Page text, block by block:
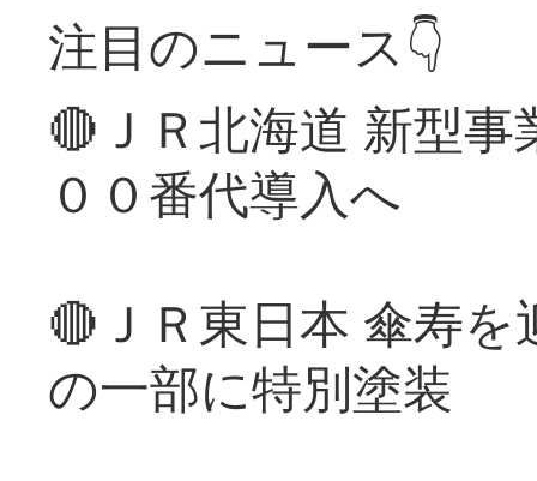
注目のニュース👇
🔴ＪＲ北海道 新型
００番代導入へ
🔴ＪＲ東日本 傘寿
の一部に特別塗装